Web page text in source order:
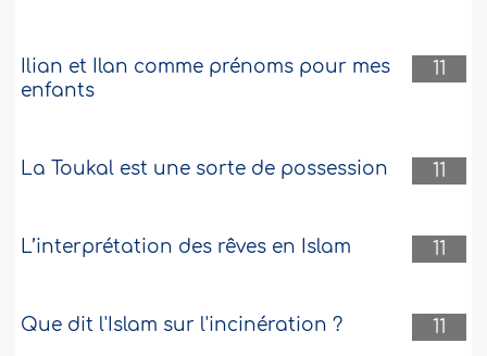
11
Ilian et Ilan comme prénoms pour mes
enfants
11
La Toukal est une sorte de possession
11
L’interprétation des rêves en Islam
11
Que dit l'Islam sur l'incinération ?